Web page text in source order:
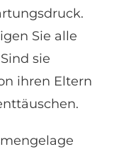
Sie alle
sie
ihren Eltern